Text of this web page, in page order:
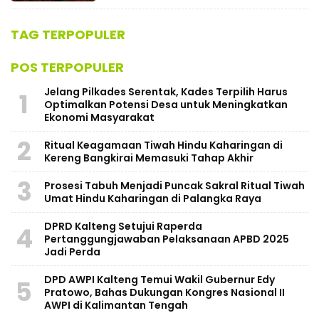
TAG TERPOPULER
POS TERPOPULER
1
Jelang Pilkades Serentak, Kades Terpilih Harus
Optimalkan Potensi Desa untuk Meningkatkan
Ekonomi Masyarakat
2
Ritual Keagamaan Tiwah Hindu Kaharingan di
Kereng Bangkirai Memasuki Tahap Akhir
3
Prosesi Tabuh Menjadi Puncak Sakral Ritual Tiwah
Umat Hindu Kaharingan di Palangka Raya
4
​DPRD Kalteng Setujui Raperda
Pertanggungjawaban Pelaksanaan APBD 2025
Jadi Perda
5
DPD AWPI Kalteng Temui Wakil Gubernur Edy
Pratowo, Bahas Dukungan Kongres Nasional II
AWPI di Kalimantan Tengah